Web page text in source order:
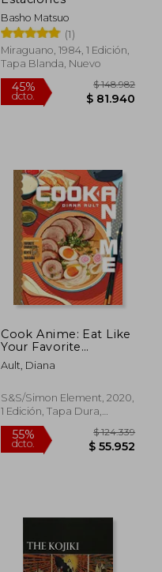
45%
dcto. $
Basho Matsuo
(1)
Miraguano, 1984, 1 Edición,
Tapa Blanda, Nuevo
Cook Anime: Eat Like
Your Favorite
Character―From
Bento to Yakisoba: A
Ault, Diana
S&s/Simon Element, 2020,
1 Edición, Tapa Dura,
Nuevo